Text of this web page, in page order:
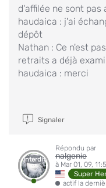
d'affilée ne sont pas
haudaica : j'ai
dépôt
Nathan : Ce n'est
retraits a déjà
haudaica : merci
Signaler
Interdit
Répondu par
nalgenie
à Mar 01, 09,
Super
actif la